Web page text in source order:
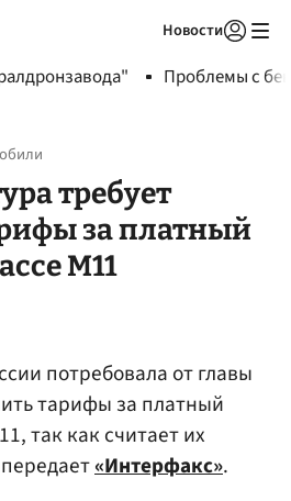
Новости
Проблемы с
требует
за платный
М11
потребовала от главы
тарифы за платный
так как считает их
«Интерфакс».